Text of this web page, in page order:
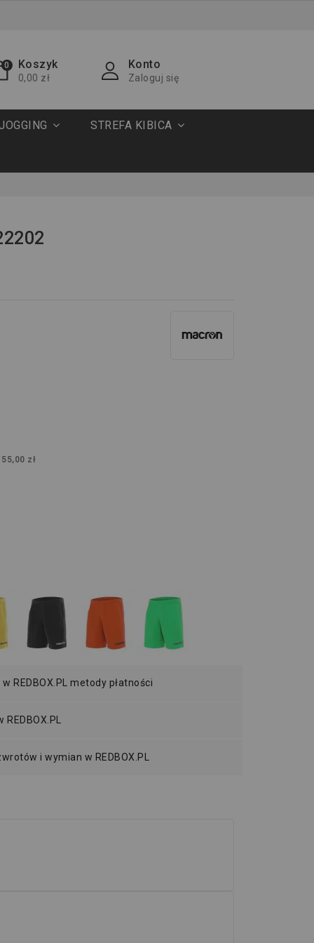
0 Koszyk
0,00 zł
Konto
Zaloguj się
JOGGING STREFA KIBICA
55,00 zł
REDBOX.PL metody płatności
i wymian w REDBOX.PL